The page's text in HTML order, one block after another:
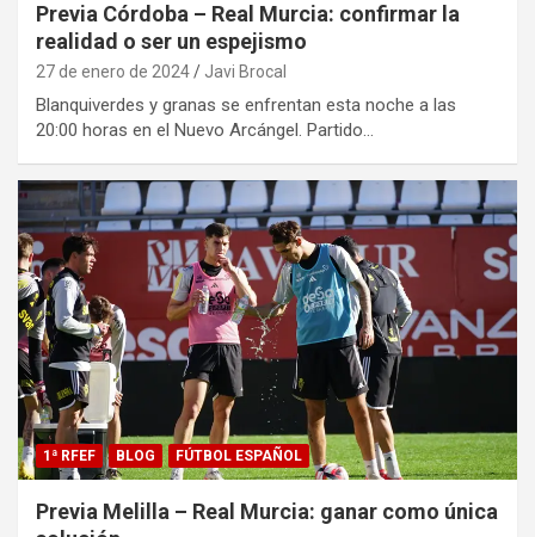
Previa Córdoba – Real Murcia: confirmar la
realidad o ser un espejismo
27 de enero de 2024 Javi Brocal
Blanquiverdes y granas se enfrentan esta noche a las
20:00 horas en el Nuevo Arcángel. Partido…
1ª RFEF BLOG FÚTBOL ESPAÑOL
Previa Melilla – Real Murcia: ganar como única